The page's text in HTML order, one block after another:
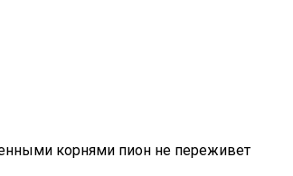
корнями пион не переживет